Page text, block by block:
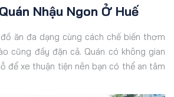
Nhậu Ngon Ở Huế
ăn đa dạng cùng cách chế biến thơm
cũng đầy đặn cả. Quán có không gian
để xe thuận tiện nên bạn có thể an tâm